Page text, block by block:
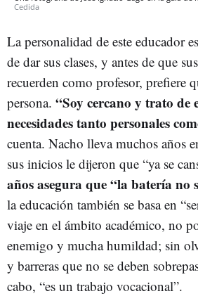
Cedida
La personalidad de este educador
de dar sus clases, y antes de que
recuerden como profesor, prefiere
persona. “Soy cercano y trato de
necesidades tanto personales
cuenta. Nacho lleva muchos años
sus inicios le dijeron que “ya se
años asegura que “la batería no
la educación también se basa en
viaje en el ámbito académico, no
enemigo y mucha humildad; sin
y barreras que no se deben
cabo, “es un trabajo vocacional”.